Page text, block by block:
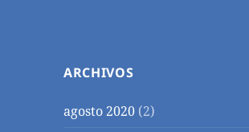
ARCHIVOS
agosto 2020 (2)